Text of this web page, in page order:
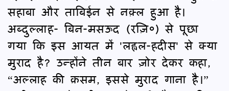
सहाबा और ताबिईन से नक़्ल हुआ है।
अब्दुल्लाह- बिन-मसऊद (रज़ि०) से पूछा
गया कि इस आयत में 'लह्वल-हदीस' से क्या
मुराद है? उन्होंने तीन बार ज़ोर देकर कहा,
“अल्लाह की क़सम, इससे मुराद गाना है।”